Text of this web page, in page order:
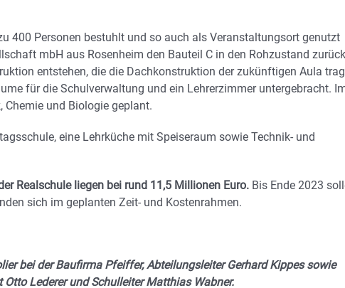
400 Personen bestuhlt und so auch als Veranstaltungsort genutzt
mbH aus Rosenheim den Bauteil C in den Rohzustand
entstehen, die die Dachkonstruktion der zukünftigen Aula
für die Schulverwaltung und ein Lehrerzimmer untergebracht.
Chemie und Biologie geplant.
eine Lehrküche mit Speiseraum sowie Technik- und
Realschule liegen bei rund 11,5 Millionen Euro. Bis Ende 2023
sich im geplanten Zeit- und Kostenrahmen.
bei der Baufirma Pfeiffer, Abteilungsleiter Gerhard Kippes sowie
Otto Lederer und Schulleiter Matthias Wabner.